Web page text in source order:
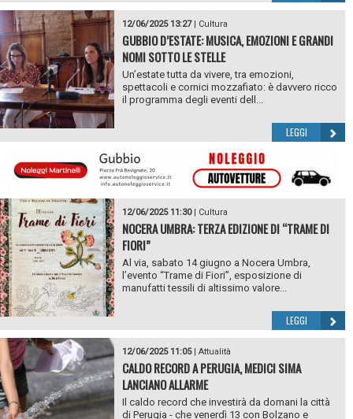
12/06/2025 13:27| Cultura
GUBBIO D’ESTATE: MUSICA, EMOZIONI E GRANDI
NOMI SOTTO LE STELLE
Un’estate tutta da vivere, tra emozioni,
spettacoli e cornici mozzafiato: è davvero ricco
il programma degli eventi dell...
LEGGI
12/06/2025 11:30| Cultura
NOCERA UMBRA: TERZA EDIZIONE DI “TRAME DI
FIORI”
Al via, sabato 14 giugno a Nocera Umbra,
l’evento “Trame di Fiori”, esposizione di
manufatti tessili di altissimo valore...
LEGGI
12/06/2025 11:05| Attualità
CALDO RECORD A PERUGIA, MEDICI SIMA
LANCIANO ALLARME
Il caldo record che investirà da domani la città
di Perugia - che venerdì 13 con Bolzano e